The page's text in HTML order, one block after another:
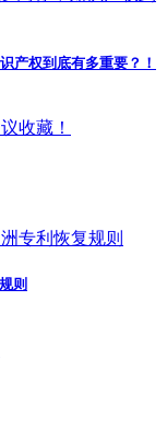
产权到底有多重要？！
则